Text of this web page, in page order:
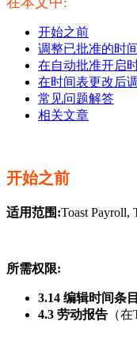
开始之前
调整已批准的时
在自动批准开启
在时间表更改后
常见问题解答
相关文章
开始之前
适用范围:Toast Payroll,
所需权限:
3.14 编辑时间条目
4.3 劳动报告 （